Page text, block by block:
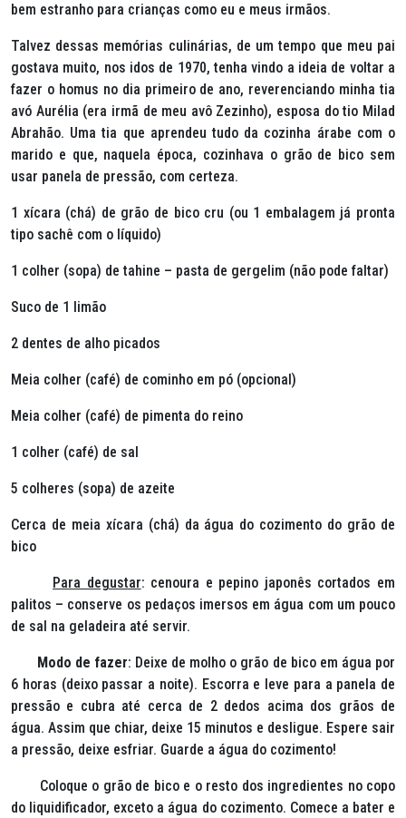
bem estranho para crianças como eu e meus irmãos.
Talvez dessas memórias culinárias, de um tempo que meu pai
gostava muito, nos idos de 1970, tenha vindo a ideia de voltar a
fazer o homus no dia primeiro de ano, reverenciando minha tia
avó Aurélia (era irmã de meu avô Zezinho), esposa do tio Milad
Abrahão. Uma tia que aprendeu tudo da cozinha árabe com o
marido e que, naquela época, cozinhava o grão de bico sem
usar panela de pressão, com certeza.
1 xícara (chá) de grão de bico cru (ou 1 embalagem já pronta
tipo sachê com o líquido)
1 colher (sopa) de tahine – pasta de gergelim (não pode faltar)
Suco de 1 limão
2 dentes de alho picados
Meia colher (café) de cominho em pó (opcional)
Meia colher (café) de pimenta do reino
1 colher (café) de sal
5 colheres (sopa) de azeite
Cerca de meia xícara (chá) da água do cozimento do grão de
bico
Para degustar: cenoura e pepino japonês cortados em
palitos – conserve os pedaços imersos em água com um pouco
de sal na geladeira até servir.
Modo de fazer: Deixe de molho o grão de bico em água por
6 horas (deixo passar a noite). Escorra e leve para a panela de
pressão e cubra até cerca de 2 dedos acima dos grãos de
água. Assim que chiar, deixe 15 minutos e desligue. Espere sair
a pressão, deixe esfriar. Guarde a água do cozimento!
Coloque o grão de bico e o resto dos ingredientes no copo
do liquidificador, exceto a água do cozimento. Comece a bater e